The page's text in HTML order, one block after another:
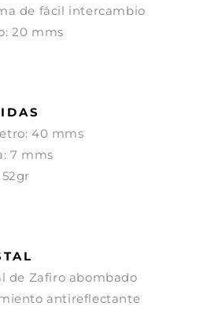
de fácil intercambio
20 mms
40 mms
7 mms
52gr
de Zafiro abombado
antireflectante